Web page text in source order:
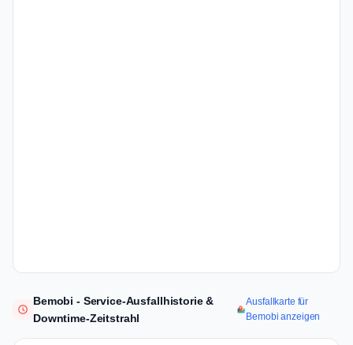
Bemobi - Service-Ausfallhistorie &
Downtime-Zeitstrahl
Ausfallkarte für
Bemobi anzeigen